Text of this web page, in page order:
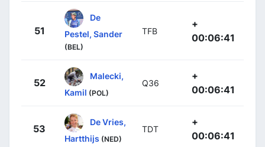
51
De
Pestel, Sander
(BEL)
TFB
+
00:06:41
52
Malecki,
Kamil (POL)
Q36
+
00:06:41
53
De Vries,
Hartthijs (NED)
TDT
+
00:06:41